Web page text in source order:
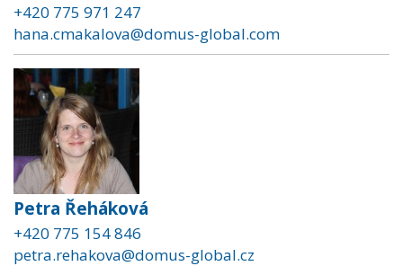
+420 775 971 247
hana.cmakalova@domus-global.com
Petra Řeháková
+420 775 154 846
petra.rehakova@domus-global.cz